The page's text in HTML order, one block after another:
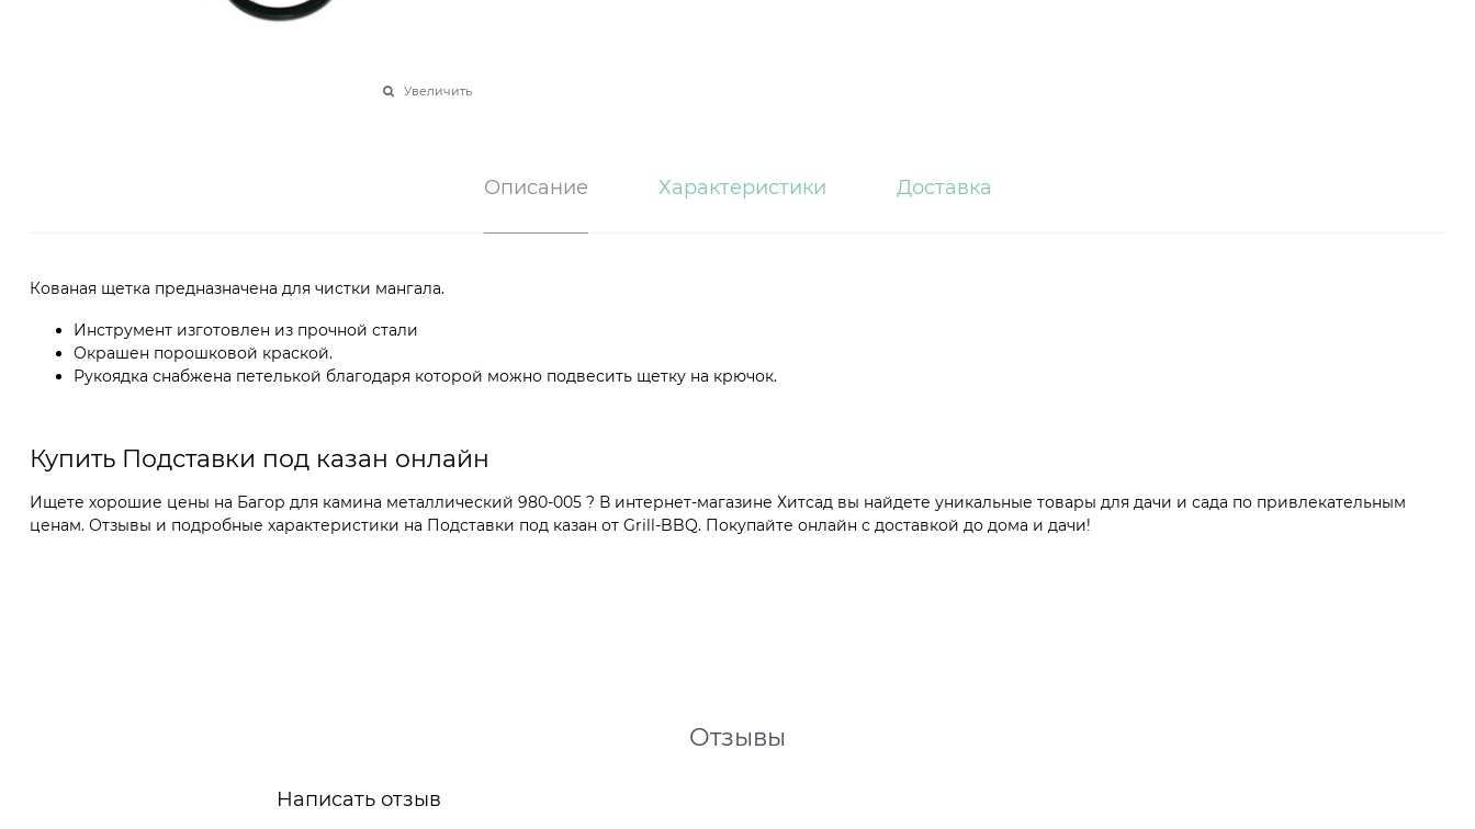
Увеличить
Описание Характеристики Доставка
Кованая щетка предназначена для чистки мангала.
Инструмент изготовлен из прочной стали
Окрашен порошковой краской.
Рукоядка снабжена петелькой благодаря которой можно подвесить щетку на крючок.
Купить Подставки под казан онлайн
Ищете хорошие цены на Багор для камина металлический 980-005 ? В интернет-магазине Хитсад вы найдете уникальные товары для дачи и сада по привлекательным
ценам. Отзывы и подробные характеристики на Подставки под казан от Grill-BBQ. Покупайте онлайн с доставкой до дома и дачи!
Отзывы
Написать отзыв